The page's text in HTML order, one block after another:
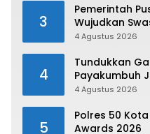
3
Pemerintah
Wujudkan
Pangan di
4 Agustus 2026
4
Tundukkan
Payakumbuh
Payakumbuh
4 Agustus 2026
5
Polres 50 Kota
Awards 2026